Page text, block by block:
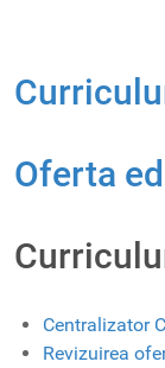
Oferta
Centralizator
Revizuirea